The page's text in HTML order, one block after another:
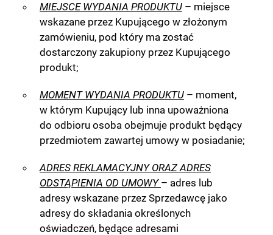
MIEJSCE WYDANIA PRODUKTU – miejsce
wskazane przez Kupującego w złożonym
zamówieniu, pod który ma zostać
dostarczony zakupiony przez Kupującego
produkt;
MOMENT WYDANIA PRODUKTU – moment,
w którym Kupujący lub inna upoważniona
do odbioru osoba obejmuje produkt będący
przedmiotem zawartej umowy w posiadanie;
ADRES REKLAMACYJNY ORAZ ADRES
ODSTĄPIENIA OD UMOWY – adres lub
adresy wskazane przez Sprzedawcę jako
adresy do składania określonych
oświadczeń, będące adresami